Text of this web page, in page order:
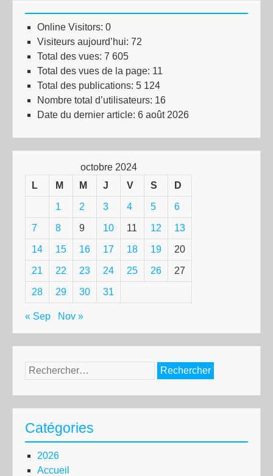
Online Visitors: 0
Visiteurs aujourd’hui: 72
Total des vues: 7 605
Total des vues de la page: 11
Total des publications: 5 124
Nombre total d’utilisateurs: 16
Date du dernier article: 6 août 2026
octobre 2024
L
M M J V S D
1 2 3 4 5 6
7 8 9 10 11 12 13
14 15 16 17 18 19 20
21 22 23 24 25 26 27
28 29 30 31
« Sep Nov »
Rechercher :
Catégories
2026
Accueil